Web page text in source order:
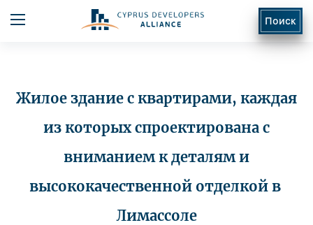
Поиск
Жилое здание с квартирами, каждая
из которых спроектирована с
вниманием к деталям и
высококачественной отделкой в ​​
Лимассоле